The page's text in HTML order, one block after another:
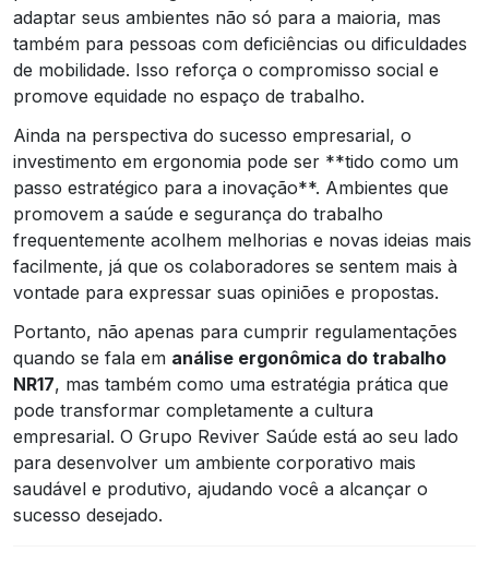
adaptar seus ambientes não só para a maioria, mas
também para pessoas com deficiências ou dificuldades
de mobilidade. Isso reforça o compromisso social e
promove equidade no espaço de trabalho.
Ainda na perspectiva do sucesso empresarial, o
investimento em ergonomia pode ser **tido como um
passo estratégico para a inovação**. Ambientes que
promovem a saúde e segurança do trabalho
frequentemente acolhem melhorias e novas ideias mais
facilmente, já que os colaboradores se sentem mais à
vontade para expressar suas opiniões e propostas.
Portanto, não apenas para cumprir regulamentações
quando se fala em análise ergonômica do trabalho
NR17, mas também como uma estratégia prática que
pode transformar completamente a cultura
empresarial. O Grupo Reviver Saúde está ao seu lado
para desenvolver um ambiente corporativo mais
saudável e produtivo, ajudando você a alcançar o
sucesso desejado.